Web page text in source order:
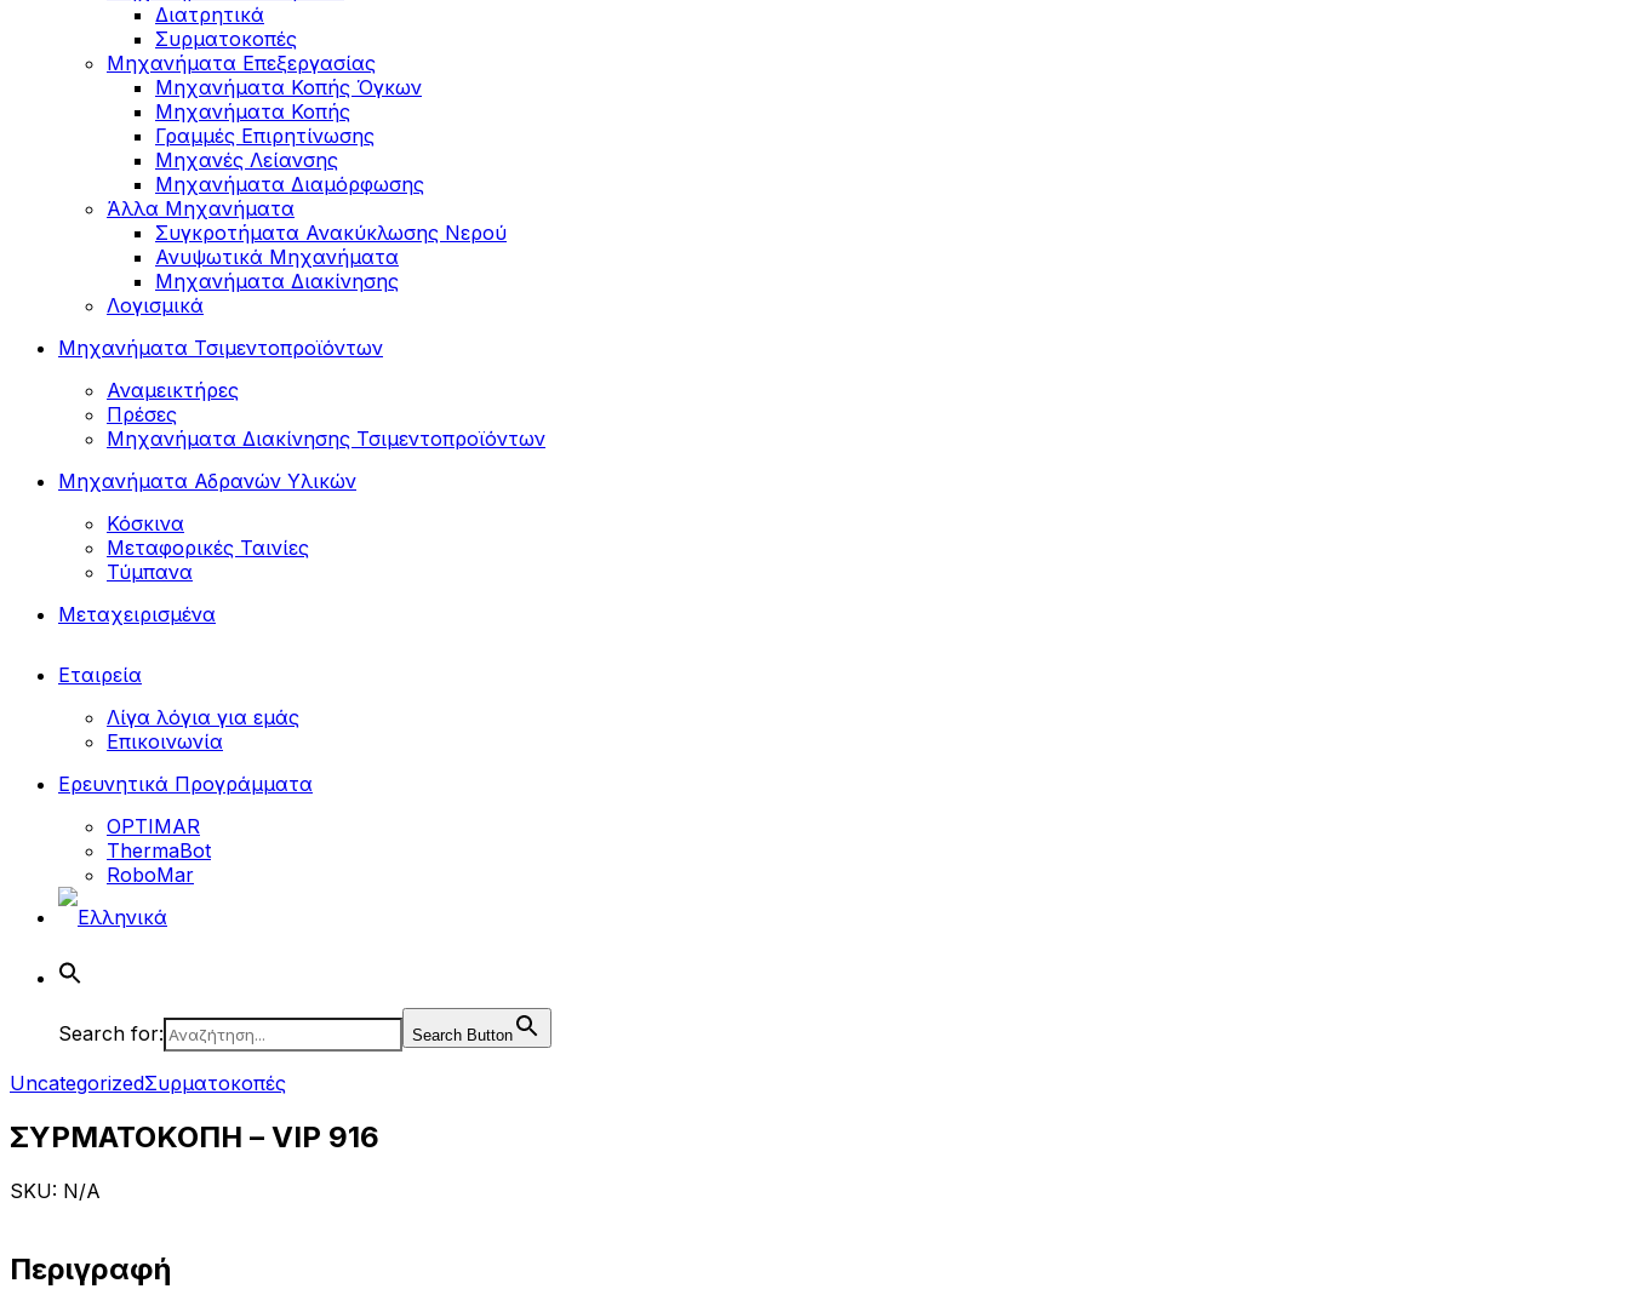
Διατρητικά
Συρματοκοπές
Μηχανήματα Επεξεργασίας
Μηχανήματα Κοπής Όγκων
Μηχανήματα Κοπής
Γραμμές Επιρητίνωσης
Μηχανές Λείανσης
Μηχανήματα Διαμόρφωσης
Άλλα Μηχανήματα
Συγκροτήματα Ανακύκλωσης Νερού
Ανυψωτικά Μηχανήματα
Μηχανήματα Διακίνησης
Λογισμικά
Μηχανήματα Τσιμεντοπροϊόντων
Αναμεικτήρες
Πρέσες
Μηχανήματα Διακίνησης Τσιμεντοπροϊόντων
Μηχανήματα Αδρανών Υλικών
Κόσκινα
Μεταφορικές Ταινίες
Τύμπανα
Μεταχειρισμένα
Εταιρεία
Λίγα λόγια για εμάς
Επικοινωνία
Ερευνητικά Προγράμματα
OPTIMAR
ThermaBot
RoboMar
Search for: Search Button
UncategorizedΣυρματοκοπές
ΣΥΡΜΑΤΟΚΟΠΗ – VIP 916
SKU: N/A
Περιγραφή